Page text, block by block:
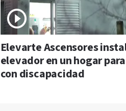
Elevarte Ascensores
elevador en un hogar
con discapacidad